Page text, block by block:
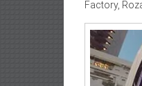
Factory,